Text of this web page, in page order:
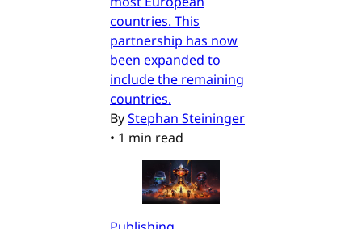
countries. This
partnership has now
been expanded to
include the remaining
countries.
ByStephan Steininger
• 1 min read